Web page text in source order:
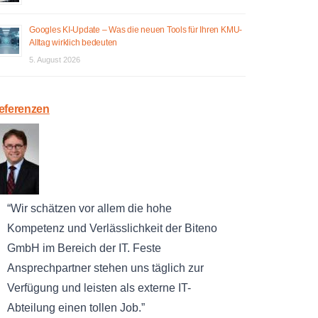
Googles KI-Update – Was die neuen Tools für Ihren KMU-
Alltag wirklich bedeuten
5. August 2026
Wir schätzen vor allem die hohe
Kompetenz und Verlässlichkeit der Biteno
GmbH im Bereich der IT. Feste
Ansprechpartner stehen uns täglich zur
Verfügung und leisten als externe IT-
Abteilung einen tollen Job.